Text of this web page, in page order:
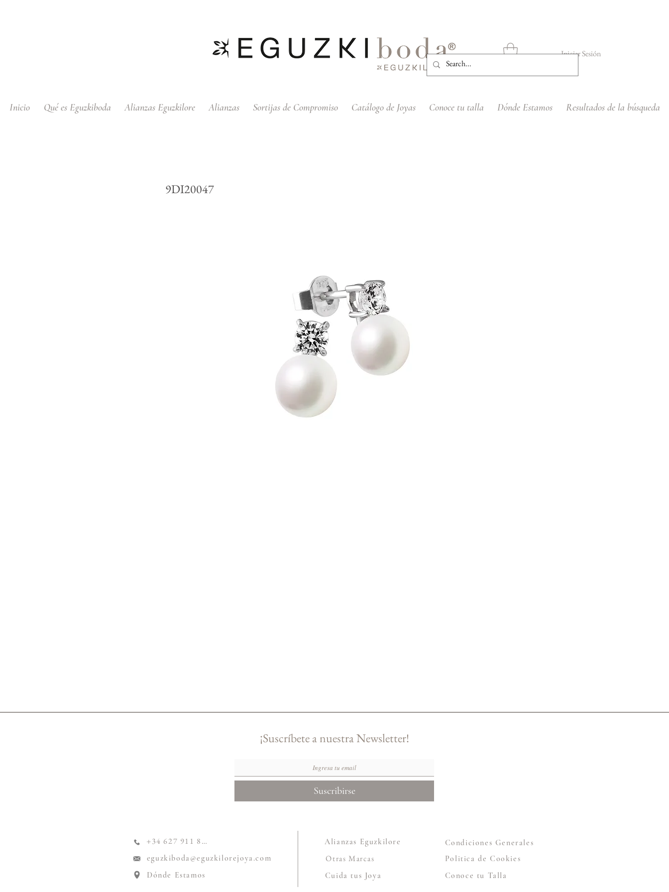
Iniciar Sesión
Inicio Qué es Eguzkiboda Alianzas Eguzkilore Alianzas Sortijas de Compromiso Catálogo de Joyas Conoce tu talla Dónde Estamos Resultados de la búsqueda
9DI20047
¡Suscríbete a nuestra Newsletter!
Suscribirse
+34 627 911 824
eguzkiboda@eguzkilorejoya.com
Dónde Estamos
Alianzas Eguzkilore
Otras Marcas
Cuida tus Joya
Condiciones Generales
Politica de Cookies
Conoce tu Talla